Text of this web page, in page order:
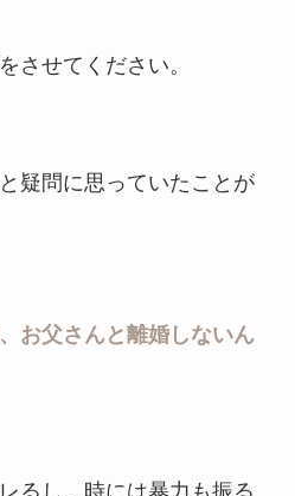
させてください。
疑問に思っていたことが
お父さんと離婚しないん